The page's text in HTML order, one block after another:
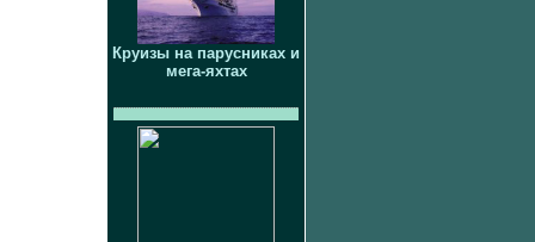
Круизы на парусниках и
мега-яхтах